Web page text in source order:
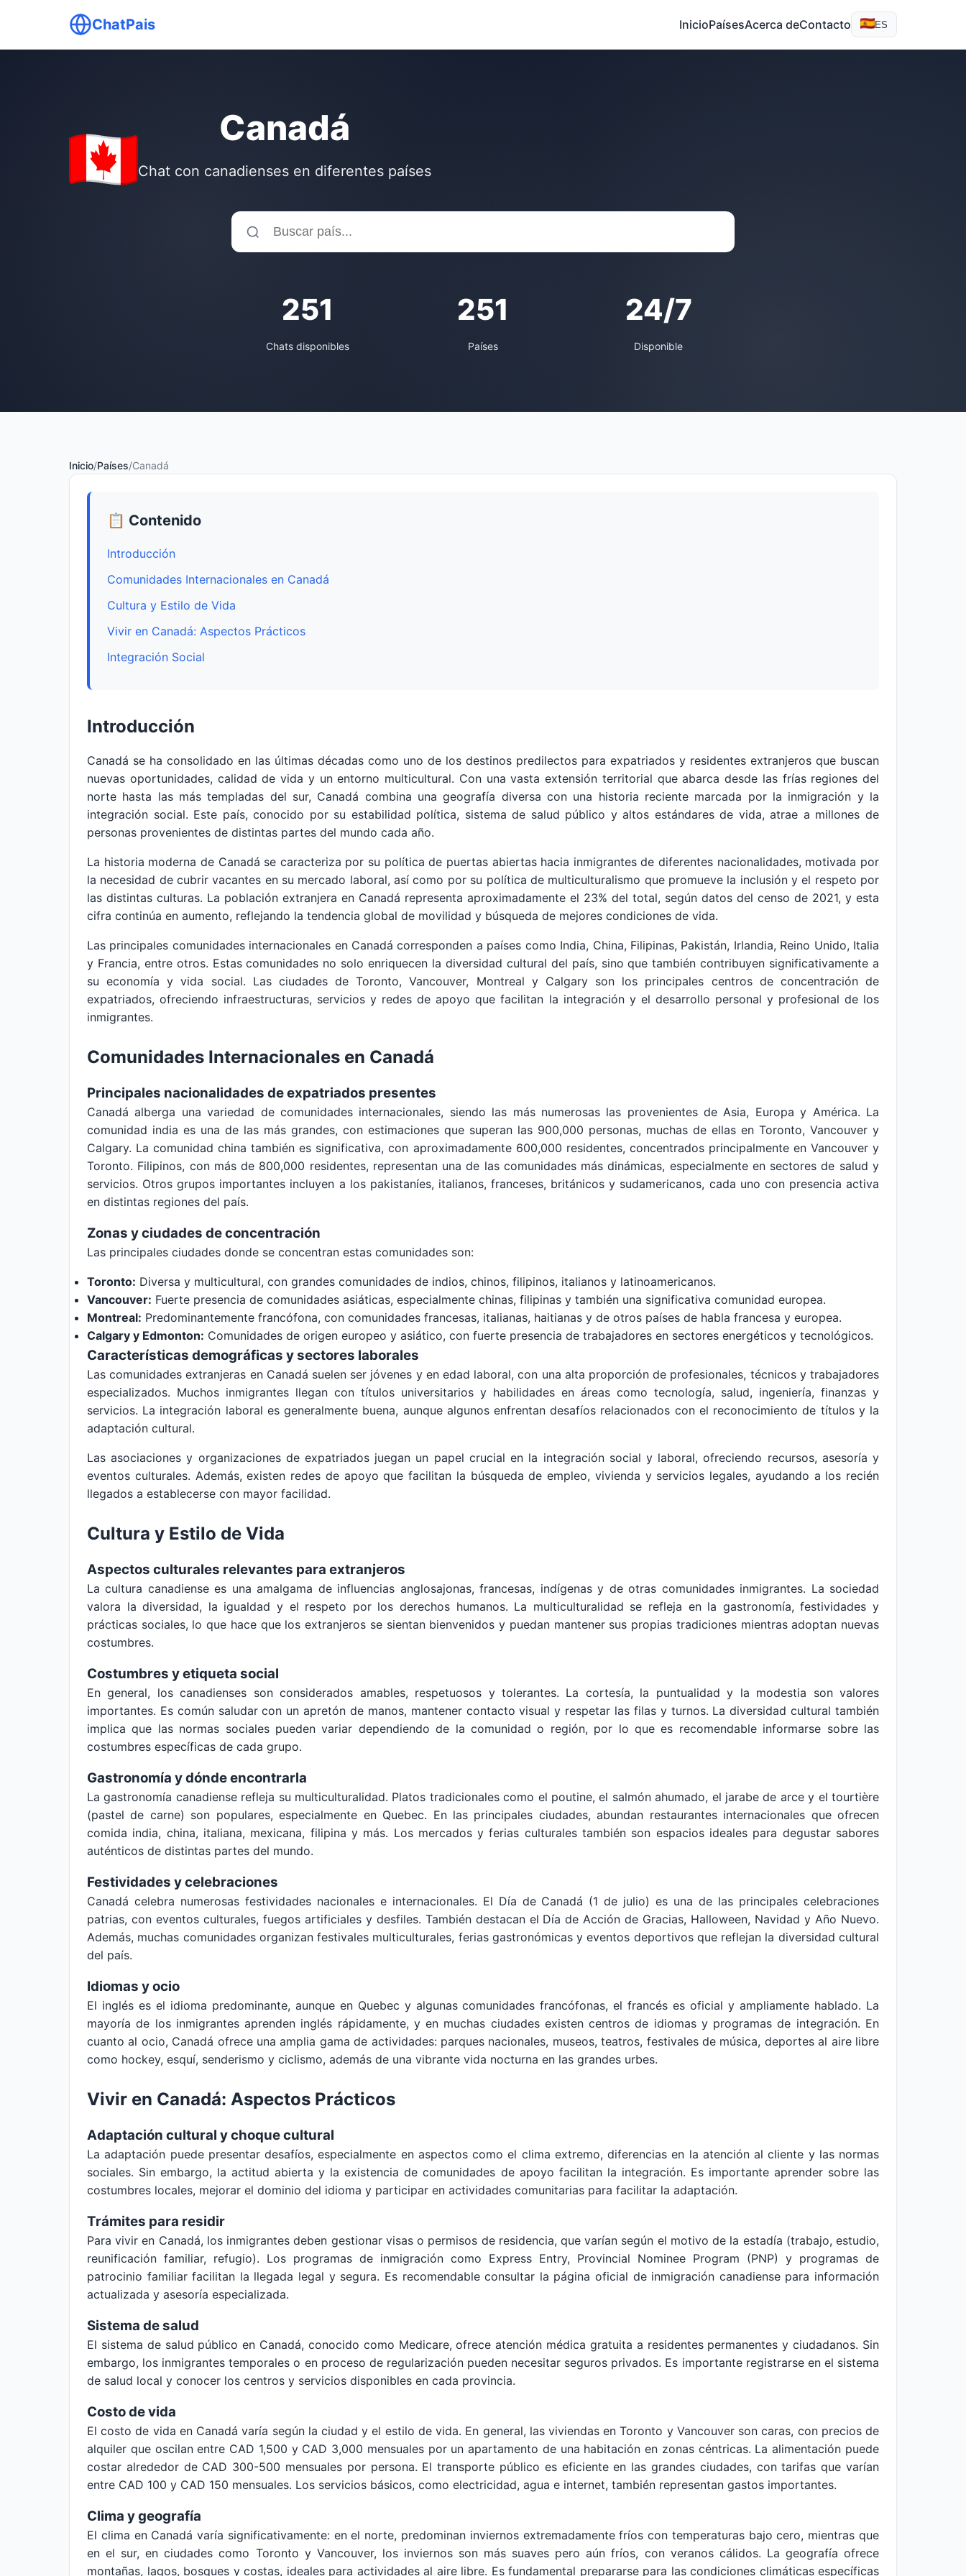
ChatPais InicioPaísesAcerca deContacto ES
Canadá
Chat con canadienses en diferentes países
251
Chats disponibles
251
Países
24/7
Disponible
Inicio/Países/Canadá
📋 Contenido
Introducción
Comunidades Internacionales en Canadá
Cultura y Estilo de Vida
Vivir en Canadá: Aspectos Prácticos
Integración Social
Introducción
Canadá se ha consolidado en las últimas décadas como uno de los destinos predilectos para expatriados y residentes extranjeros que buscan
nuevas oportunidades, calidad de vida y un entorno multicultural. Con una vasta extensión territorial que abarca desde las frías regiones del
norte hasta las más templadas del sur, Canadá combina una geografía diversa con una historia reciente marcada por la inmigración y la
integración social. Este país, conocido por su estabilidad política, sistema de salud público y altos estándares de vida, atrae a millones de
personas provenientes de distintas partes del mundo cada año.
La historia moderna de Canadá se caracteriza por su política de puertas abiertas hacia inmigrantes de diferentes nacionalidades, motivada por
la necesidad de cubrir vacantes en su mercado laboral, así como por su política de multiculturalismo que promueve la inclusión y el respeto por
las distintas culturas. La población extranjera en Canadá representa aproximadamente el 23% del total, según datos del censo de 2021, y esta
cifra continúa en aumento, reflejando la tendencia global de movilidad y búsqueda de mejores condiciones de vida.
Las principales comunidades internacionales en Canadá corresponden a países como India, China, Filipinas, Pakistán, Irlandia, Reino Unido, Italia
y Francia, entre otros. Estas comunidades no solo enriquecen la diversidad cultural del país, sino que también contribuyen significativamente a
su economía y vida social. Las ciudades de Toronto, Vancouver, Montreal y Calgary son los principales centros de concentración de
expatriados, ofreciendo infraestructuras, servicios y redes de apoyo que facilitan la integración y el desarrollo personal y profesional de los
inmigrantes.
Comunidades Internacionales en Canadá
Principales nacionalidades de expatriados presentes
Canadá alberga una variedad de comunidades internacionales, siendo las más numerosas las provenientes de Asia, Europa y América. La
comunidad india es una de las más grandes, con estimaciones que superan las 900,000 personas, muchas de ellas en Toronto, Vancouver y
Calgary. La comunidad china también es significativa, con aproximadamente 600,000 residentes, concentrados principalmente en Vancouver y
Toronto. Filipinos, con más de 800,000 residentes, representan una de las comunidades más dinámicas, especialmente en sectores de salud y
servicios. Otros grupos importantes incluyen a los pakistaníes, italianos, franceses, británicos y sudamericanos, cada uno con presencia activa
en distintas regiones del país.
Zonas y ciudades de concentración
Las principales ciudades donde se concentran estas comunidades son:
Toronto: Diversa y multicultural, con grandes comunidades de indios, chinos, filipinos, italianos y latinoamericanos.
Vancouver: Fuerte presencia de comunidades asiáticas, especialmente chinas, filipinas y también una significativa comunidad europea.
Montreal: Predominantemente francófona, con comunidades francesas, italianas, haitianas y de otros países de habla francesa y europea.
Calgary y Edmonton: Comunidades de origen europeo y asiático, con fuerte presencia de trabajadores en sectores energéticos y tecnológicos.
Características demográficas y sectores laborales
Las comunidades extranjeras en Canadá suelen ser jóvenes y en edad laboral, con una alta proporción de profesionales, técnicos y trabajadores
especializados. Muchos inmigrantes llegan con títulos universitarios y habilidades en áreas como tecnología, salud, ingeniería, finanzas y
servicios. La integración laboral es generalmente buena, aunque algunos enfrentan desafíos relacionados con el reconocimiento de títulos y la
adaptación cultural.
Las asociaciones y organizaciones de expatriados juegan un papel crucial en la integración social y laboral, ofreciendo recursos, asesoría y
eventos culturales. Además, existen redes de apoyo que facilitan la búsqueda de empleo, vivienda y servicios legales, ayudando a los recién
llegados a establecerse con mayor facilidad.
Cultura y Estilo de Vida
Aspectos culturales relevantes para extranjeros
La cultura canadiense es una amalgama de influencias anglosajonas, francesas, indígenas y de otras comunidades inmigrantes. La sociedad
valora la diversidad, la igualdad y el respeto por los derechos humanos. La multiculturalidad se refleja en la gastronomía, festividades y
prácticas sociales, lo que hace que los extranjeros se sientan bienvenidos y puedan mantener sus propias tradiciones mientras adoptan nuevas
costumbres.
Costumbres y etiqueta social
En general, los canadienses son considerados amables, respetuosos y tolerantes. La cortesía, la puntualidad y la modestia son valores
importantes. Es común saludar con un apretón de manos, mantener contacto visual y respetar las filas y turnos. La diversidad cultural también
implica que las normas sociales pueden variar dependiendo de la comunidad o región, por lo que es recomendable informarse sobre las
costumbres específicas de cada grupo.
Gastronomía y dónde encontrarla
La gastronomía canadiense refleja su multiculturalidad. Platos tradicionales como el poutine, el salmón ahumado, el jarabe de arce y el tourtière
(pastel de carne) son populares, especialmente en Quebec. En las principales ciudades, abundan restaurantes internacionales que ofrecen
comida india, china, italiana, mexicana, filipina y más. Los mercados y ferias culturales también son espacios ideales para degustar sabores
auténticos de distintas partes del mundo.
Festividades y celebraciones
Canadá celebra numerosas festividades nacionales e internacionales. El Día de Canadá (1 de julio) es una de las principales celebraciones
patrias, con eventos culturales, fuegos artificiales y desfiles. También destacan el Día de Acción de Gracias, Halloween, Navidad y Año Nuevo.
Además, muchas comunidades organizan festivales multiculturales, ferias gastronómicas y eventos deportivos que reflejan la diversidad cultural
del país.
Idiomas y ocio
El inglés es el idioma predominante, aunque en Quebec y algunas comunidades francófonas, el francés es oficial y ampliamente hablado. La
mayoría de los inmigrantes aprenden inglés rápidamente, y en muchas ciudades existen centros de idiomas y programas de integración. En
cuanto al ocio, Canadá ofrece una amplia gama de actividades: parques nacionales, museos, teatros, festivales de música, deportes al aire libre
como hockey, esquí, senderismo y ciclismo, además de una vibrante vida nocturna en las grandes urbes.
Vivir en Canadá: Aspectos Prácticos
Adaptación cultural y choque cultural
La adaptación puede presentar desafíos, especialmente en aspectos como el clima extremo, diferencias en la atención al cliente y las normas
sociales. Sin embargo, la actitud abierta y la existencia de comunidades de apoyo facilitan la integración. Es importante aprender sobre las
costumbres locales, mejorar el dominio del idioma y participar en actividades comunitarias para facilitar la adaptación.
Trámites para residir
Para vivir en Canadá, los inmigrantes deben gestionar visas o permisos de residencia, que varían según el motivo de la estadía (trabajo, estudio,
reunificación familiar, refugio). Los programas de inmigración como Express Entry, Provincial Nominee Program (PNP) y programas de
patrocinio familiar facilitan la llegada legal y segura. Es recomendable consultar la página oficial de inmigración canadiense para información
actualizada y asesoría especializada.
Sistema de salud
El sistema de salud público en Canadá, conocido como Medicare, ofrece atención médica gratuita a residentes permanentes y ciudadanos. Sin
embargo, los inmigrantes temporales o en proceso de regularización pueden necesitar seguros privados. Es importante registrarse en el sistema
de salud local y conocer los centros y servicios disponibles en cada provincia.
Costo de vida
El costo de vida en Canadá varía según la ciudad y el estilo de vida. En general, las viviendas en Toronto y Vancouver son caras, con precios de
alquiler que oscilan entre CAD 1,500 y CAD 3,000 mensuales por un apartamento de una habitación en zonas céntricas. La alimentación puede
costar alrededor de CAD 300-500 mensuales por persona. El transporte público es eficiente en las grandes ciudades, con tarifas que varían
entre CAD 100 y CAD 150 mensuales. Los servicios básicos, como electricidad, agua e internet, también representan gastos importantes.
Clima y geografía
El clima en Canadá varía significativamente: en el norte, predominan inviernos extremadamente fríos con temperaturas bajo cero, mientras que
en el sur, en ciudades como Toronto y Vancouver, los inviernos son más suaves pero aún fríos, con veranos cálidos. La geografía ofrece
montañas, lagos, bosques y costas, ideales para actividades al aire libre. Es fundamental prepararse para las condiciones climáticas específicas